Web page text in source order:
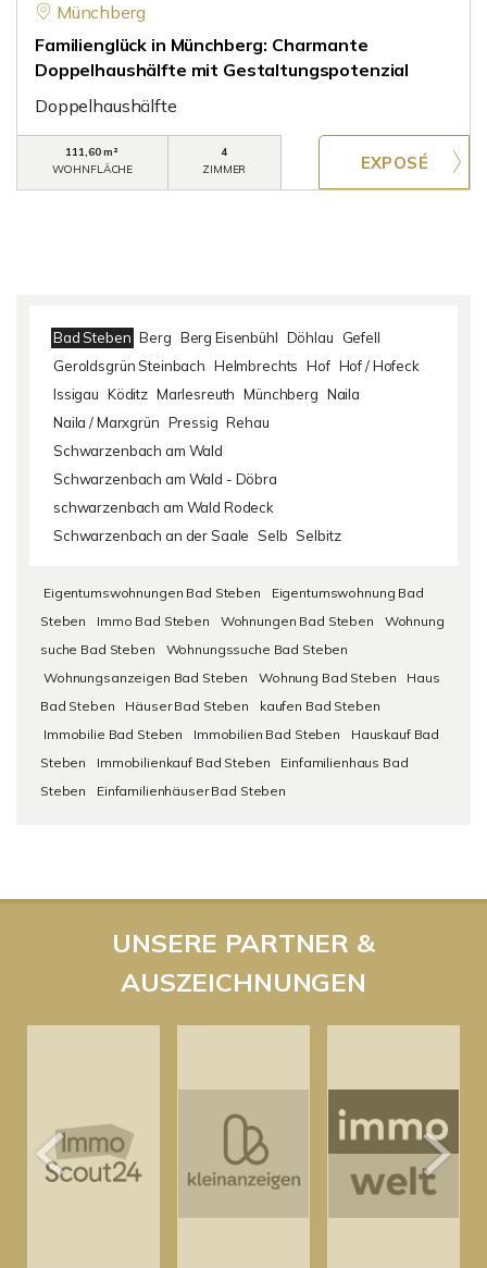
Münchberg
Familienglück in Münchberg: Charmante
Doppelhaushälfte mit Gestaltungspotenzial
Doppelhaushälfte
111,60 m²
WOHNFLÄCHE
4
ZIMMER
Bad Steben Berg Berg Eisenbühl Döhlau
Gefell
Geroldsgrün Steinbach Helmbrechts Hof Hof / Hofeck
Issigau Köditz Marlesreuth Münchberg Naila
Naila / Marxgrün Pressig Rehau
Schwarzenbach am Wald
Schwarzenbach am Wald - Döbra
schwarzenbach am Wald Rodeck
Schwarzenbach an der Saale Selb Selbitz
Eigentumswohnungen Bad Steben
Eigentumswohnung Bad
Steben
Immo Bad Steben Wohnungen Bad Steben
Wohnung
suche Bad Steben
Wohnungssuche Bad Steben
Wohnungsanzeigen Bad Steben
Wohnung Bad Steben
Haus
Bad Steben
Häuser Bad Steben
kaufen Bad Steben
Immobilie Bad Steben
Immobilien Bad Steben
Hauskauf Bad
Steben
Immobilienkauf Bad Steben
Einfamilienhaus Bad
Steben
Einfamilienhäuser Bad Steben
UNSERE PARTNER &
AUSZEICHNUNGEN